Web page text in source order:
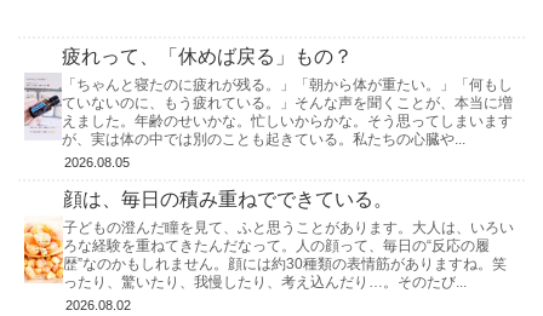
疲れって、「休めば戻る」もの？
「ちゃんと寝たのに疲れが残る。」「朝から体が重たい。」「何もし
ていないのに、もう疲れている。」そんな声を聞くことが、本当に増
えました。年齢のせいかな。忙しいからかな。そう思ってしまいます
が、実は体の中では別のことも起きている。私たちの心臓や...
2026.08.05
顔は、毎日の積み重ねでできている。
子どもの澄んだ瞳を見て、ふと思うことがあります。大人は、いろい
ろな経験を重ねてきたんだなって。人の顔って、毎日の“反応の履
歴”なのかもしれません。顔には約30種類の表情筋がありますね。笑
ったり、驚いたり、我慢したり、考え込んだり…。そのたび...
2026.08.02